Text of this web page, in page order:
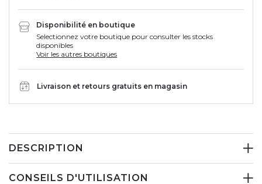
Disponibilité en boutique
Selectionnez votre boutique pour consulter les stocks
disponibles
Voir les autres boutiques
Livraison et retours gratuits en magasin
DESCRIPTION
CONSEILS D'UTILISATION